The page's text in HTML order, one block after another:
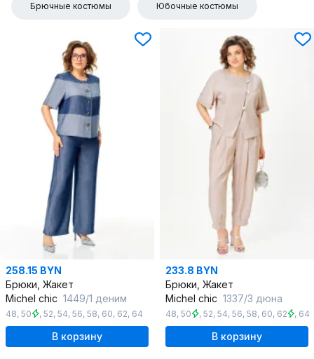
Брючные костюмы Юбочные костюмы
258.15 BYN
Брюки, Жакет
Michel chic 1449/1 деним
48, 50 , 52, 54, 56, 58, 60, 62, 64
В корзину
233.8 BYN
Брюки, Жакет
Michel chic 1337/3 дюна
48, 50 , 52, 54, 56, 58, 60, 62 , 64
В корзину